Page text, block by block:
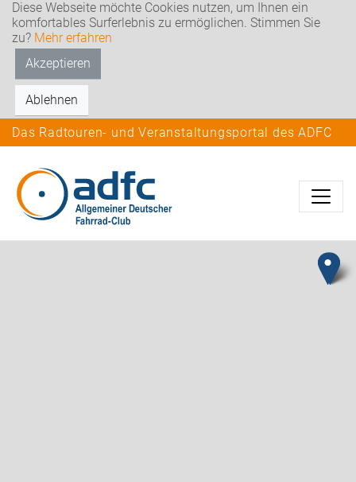
Diese Webseite möchte Cookies nutzen, um Ihnen ein
komfortables Surferlebnis zu ermöglichen. Stimmen Sie
zu? Mehr erfahren
Akzeptieren
Ablehnen
Das Radtouren- und Veranstaltungsportal des ADFC